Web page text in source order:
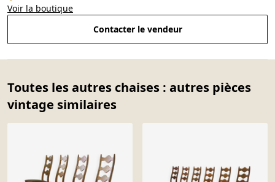
Voir la boutique
Contacter le vendeur
Toutes les autres chaises : autres pièces
vintage similaires